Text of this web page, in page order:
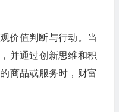
价值判断与行动。当
并通过创新思维和积
商品或服务时，财富